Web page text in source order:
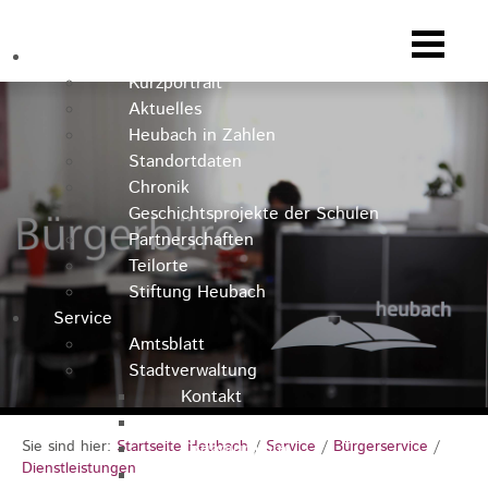
Kurzportrait
Aktuelles
Heubach in Zahlen
Standortdaten
Chronik
Geschichtsprojekte der Schulen
Partnerschaften
Teilorte
Stiftung Heubach
Service
Amtsblatt
Stadtverwaltung
Kontakt
Rathausteam
Organigramm
Sie sind hier: Startseite Heubach / Service / Bürgerservice /
Dienstleistungen